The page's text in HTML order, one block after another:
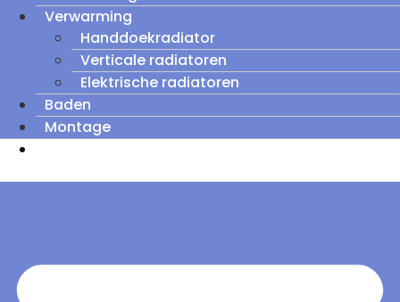
Verwarming
Handdoekradiator
Verticale radiatoren
Elektrische radiatoren
Baden
Montage